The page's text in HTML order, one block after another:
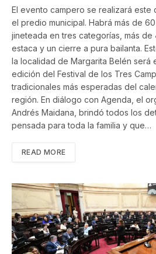
El evento campero se realizará este
el predio municipal. Habrá más de
jineteada en tres categorías, más
estaca y un cierre a pura bailanta.
la localidad de Margarita Belén será
edición del Festival de los Tres
tradicionales más esperadas del
región. En diálogo con Agenda, el
Andrés Maidana, brindó todos los
pensada para toda la familia y que…
READ MORE